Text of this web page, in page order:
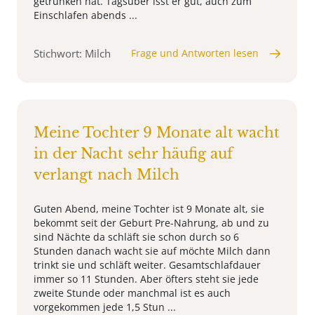
Einschlafen abends ...
Stichwort: Milch Frage und Antworten lesen
Meine Tochter 9 Monate alt wacht
in der Nacht sehr häufig auf
verlangt nach Milch
Guten Abend, meine Tochter ist 9 Monate alt, sie
bekommt seit der Geburt Pre-Nahrung, ab und zu
sind Nächte da schläft sie schon durch so 6
Stunden danach wacht sie auf möchte Milch dann
trinkt sie und schläft weiter. Gesamtschlafdauer
immer so 11 Stunden. Aber öfters steht sie jede
zweite Stunde oder manchmal ist es auch
vorgekommen jede 1,5 Stun ...